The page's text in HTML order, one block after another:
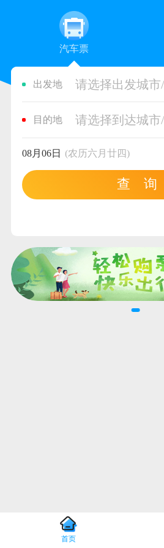
汽车票
出发地 请选择出发城市
目的地 请选择到达城市
08月06日 (农历六月廿四)
查 询
首页